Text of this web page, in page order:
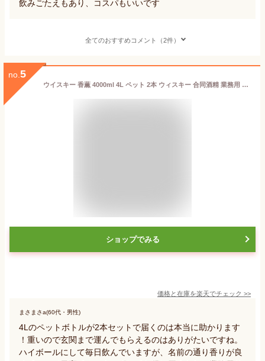
飲みごたえもあり、コスパもいいです
全てのおすすめコメント（2件）
no. 5
ウイスキー 香薫 4000ml 4L ペット 2本 ウィスキー 合同酒精 業務用 父の日 ギフト
ショップでみる
価格と在庫を楽天でチェック >>
まさまさa(60代・男性)
4Lのペットボトルが2本セットで届くのは本当に助かります
！重いので玄関まで運んでもらえるのはありがたいですね。
ハイボールにして毎日飲んでいますが、名前の通り香りが良